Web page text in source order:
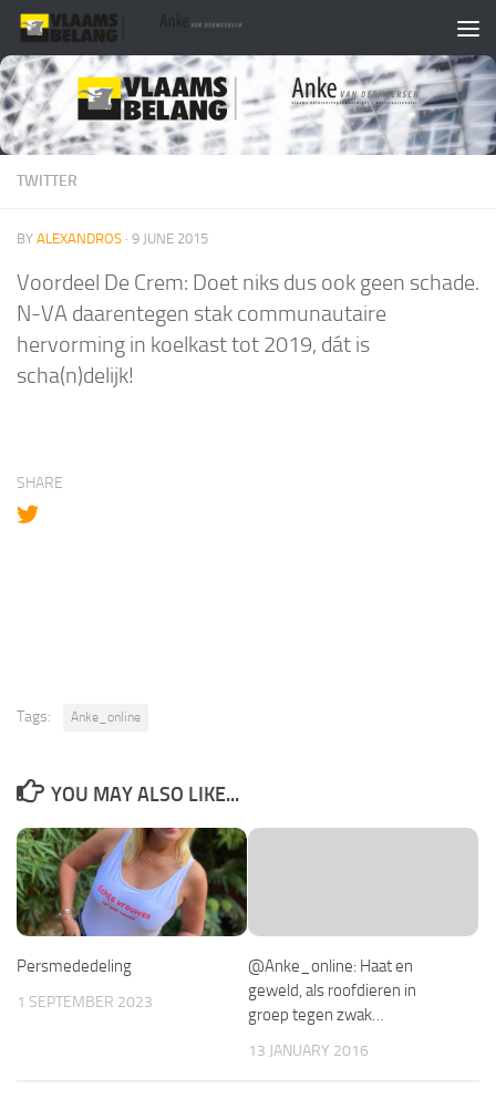
Skip to content
TWITTER
BY ALEXANDROS · 9 JUNE 2015
Voordeel De Crem: Doet niks dus ook geen schade.
N-VA daarentegen stak communautaire
hervorming in koelkast tot 2019, dát is
scha(n)delijk!
SHARE
Tags: Anke_online
YOU MAY ALSO LIKE...
Persmededeling
1 SEPTEMBER 2023
@Anke_online: Haat en
geweld, als roofdieren in
groep tegen zwak…
13 JANUARY 2016